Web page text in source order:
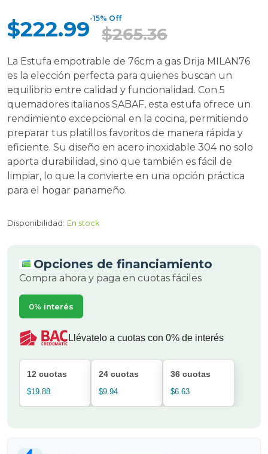
$222.99-15% Off
$265.36
La Estufa empotrable de 76cm a gas Drija MILAN76
es la elección perfecta para quienes buscan un
equilibrio entre calidad y funcionalidad. Con 5
quemadores italianos SABAF, esta estufa ofrece un
rendimiento excepcional en la cocina, permitiendo
preparar tus platillos favoritos de manera rápida y
eficiente. Su diseño en acero inoxidable 304 no solo
aporta durabilidad, sino que también es fácil de
limpiar, lo que la convierte en una opción práctica
para el hogar panameño.
Disponibilidad: En stock
Opciones de financiamiento
Compra ahora y paga en cuotas fáciles
0% interés
Llévatelo a cuotas con 0% de interés
12 cuotas
$19.88
24 cuotas
$9.94
36 cuotas
$6.63